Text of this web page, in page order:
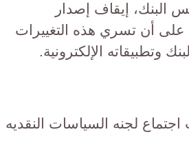
البنك، إيقاف إصدار
على أن تسري هذه التغييرات
لجنه السياسات النقديه